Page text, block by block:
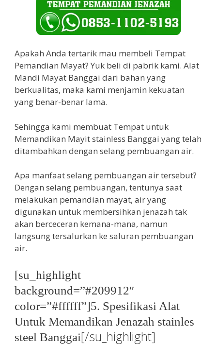
Apakah Anda tertarik mau membeli Tempat
Pemandian Mayat? Yuk beli di pabrik kami. Alat
Mandi Mayat Banggai dari bahan yang
berkualitas, maka kami menjamin kekuatan
yang benar-benar lama.
Sehingga kami membuat Tempat untuk
Memandikan Mayit stainless Banggai yang telah
ditambahkan dengan selang pembuangan air.
Apa manfaat selang pembuangan air tersebut?
Dengan selang pembuangan, tentunya saat
melakukan pemandian mayat, air yang
digunakan untuk membersihkan jenazah tak
akan berceceran kemana-mana, namun
langsung tersalurkan ke saluran pembuangan
air.
[su_highlight
background=”#209912″
color=”#ffffff”]5. Spesifikasi Alat
Untuk Memandikan Jenazah stainles
steel Banggai[/su_highlight]